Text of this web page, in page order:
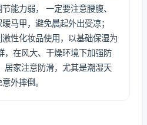
能力弱， 一定要注意腰腹、
马甲，避免晨起外出受凉；
性化妆品使用，以基础保湿为
，在风大、干燥环境下加强防
居家注意防滑，尤其是潮湿天
外摔倒。